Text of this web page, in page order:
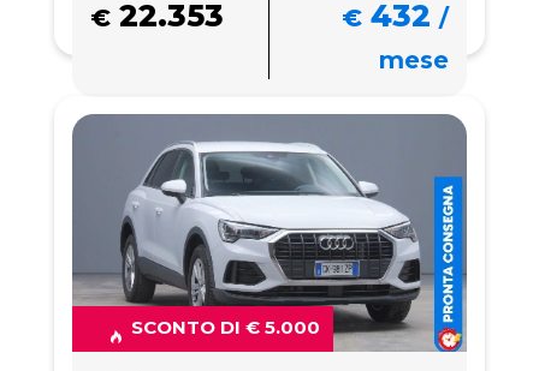
€ 22.353 € 432 /
mese
SCONTO DI € 5.000